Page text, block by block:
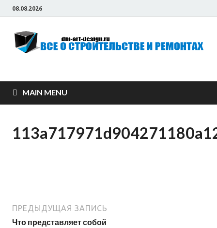
08.08.2026
Всё о строительстве
и ремонтах
MAIN MENU
ПРЕДЫДУЩАЯ ЗАПИСЬ
Что представляет собой